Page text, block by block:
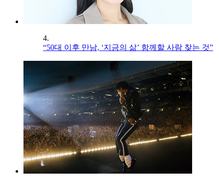
4.
“50대 이후 만남, ‘지금의 삶’ 함께할 사람 찾는 것”